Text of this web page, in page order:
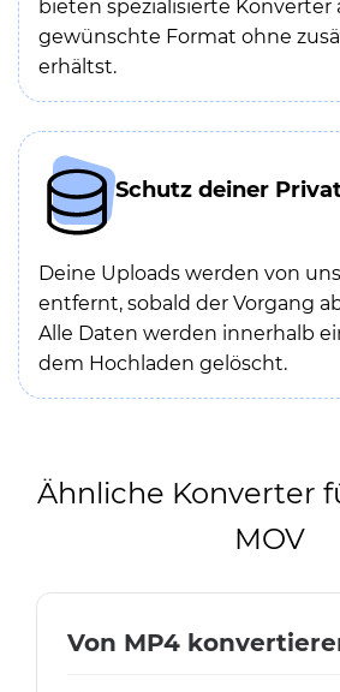
bieten spezialisierte Konverter
gewünschte Format ohne
erhältst.
Schutz deiner
Deine Uploads werden von
entfernt, sobald der Vorgang
Alle Daten werden innerhalb
dem Hochladen gelöscht.
Ähnliche Konverter
MOV
Von MP4